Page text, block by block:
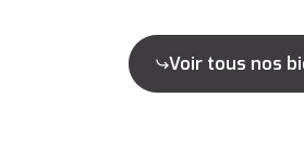
Voir tous nos